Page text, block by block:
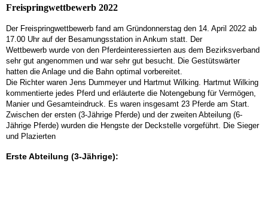
Freispringwettbewerb 2022
Der Freispringwettbewerb fand am Gründonnerstag den 14. April 2022 ab
17.00 Uhr auf der Besamungsstation in Ankum statt. Der
Wettbewerb wurde von den Pferdeinteressierten aus dem Bezirksverband
sehr gut angenommen und war sehr gut besucht. Die Gestütswärter
hatten die Anlage und die Bahn optimal vorbereitet.
Die Richter waren Jens Dummeyer und Hartmut Wilking. Hartmut Wilking
kommentierte jedes Pferd und erläuterte die Notengebung für Vermögen,
Manier und Gesamteindruck. Es waren insgesamt 23 Pferde am Start.
Zwischen der ersten (3-Jährige Pferde) und der zweiten Abteilung (6-
Jährige Pferde) wurden die Hengste der Deckstelle vorgeführt. Die Sieger
und Plazierten
Erste Abteilung (3-Jährige):